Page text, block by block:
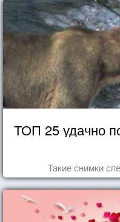
ТОП 25 удачно
Такие снимки